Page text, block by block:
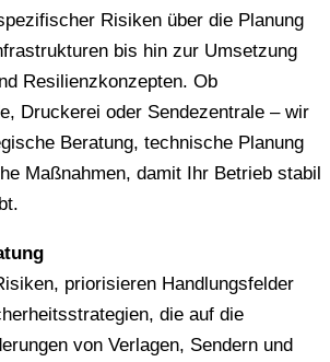
Risiken über die Planung
bis hin zur Umsetzung
Resilienzkonzepten. Ob
Druckerei oder Sendezentrale – wir
Beratung, technische Planung
Maßnahmen, damit Ihr Betrieb stabil
priorisieren Handlungsfelder
die auf die
von Verlagen, Sendern und